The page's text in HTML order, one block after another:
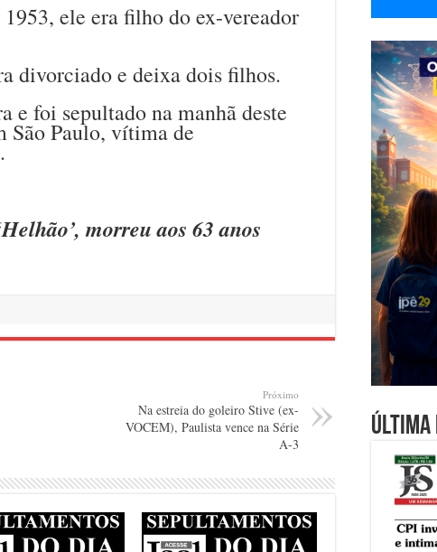
ele era filho do ex-vereador
divorciado e deixa dois filhos.
e foi sepultado na manhã deste
São Paulo, vítima de
morreu aos 63 anos
Próximo
Na estreia do goleiro Stive (ex-
VOCEM), Paulista vence na Série
A-3
Última